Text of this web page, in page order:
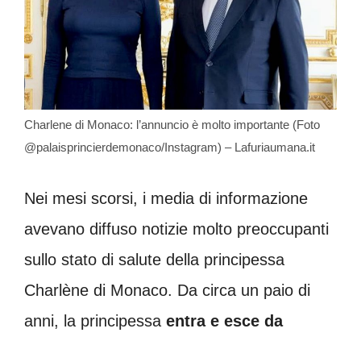
Charlene di Monaco: l’annuncio è molto importante (Foto
@palaisprincierdemonaco/Instagram) – Lafuriaumana.it
Nei mesi scorsi, i media di informazione
avevano diffuso notizie molto preoccupanti
sullo stato di salute della principessa
Charlène di Monaco. Da circa un paio di
anni, la principessa entra e esce da